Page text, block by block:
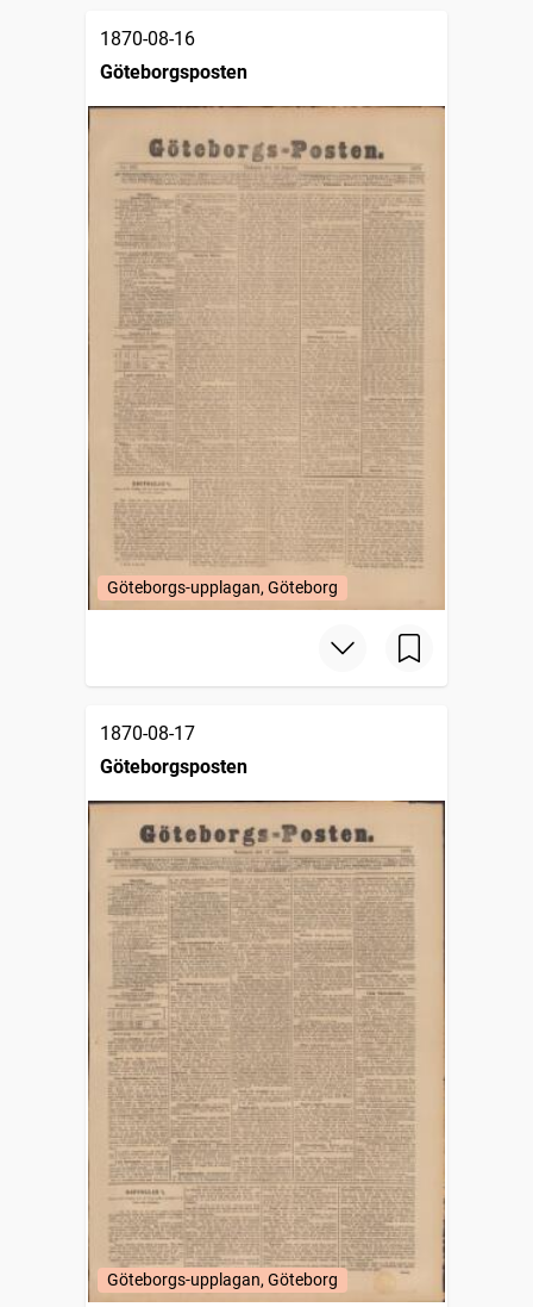
1870-08-16
Göteborgsposten
Göteborgs-upplagan, Göteborg
1870-08-17
Göteborgsposten
Göteborgs-upplagan, Göteborg